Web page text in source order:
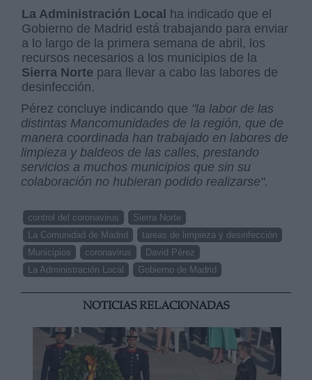
La Administración Local ha indicado que el
Gobierno de Madrid está trabajando para enviar
a lo largo de la primera semana de abril, los
recursos necesarios a los municipios de la
Sierra Norte para llevar a cabo las labores de
desinfección.
Pérez concluye indicando que "la labor de las
distintas Mancomunidades de la región, que de
manera coordinada han trabajado en labores de
limpieza y baldeos de las calles, prestando
servicios a muchos municipios que sin su
colaboración no hubieran podido realizarse".
control del coronavirus
Sierra Norte
La Comunidad de Madrid
tareas de limpieza y desinfección
Municipios
coronavirus
David Pérez
La Administración Local
Gobierno de Madrid
NOTICIAS RELACIONADAS